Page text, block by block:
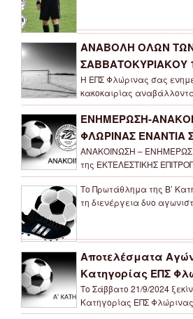
ΑΝΑΒΟΛΗ ΟΛΩΝ
ΣΑΒΒΑΤΟΚΥΡΙΑΚΟΥ
Η ΕΠΣ Φλώρινας σας
κακοκαιρίας
ΕΝΗΜΕΡΩΣΗ-
ΦΛΩΡΙΝΑΣ ΕΝΑΝΤΙΑ
ΑΝΑΚΟΙΝΩΣΗ –
της ΕΚΤΕΛΕΣΤΙΚΗΣ
Το Πρωτάθλημα της Β’
τη διενέργεια δυο
Αποτελέσματα
Κατηγορίας ΕΠΣ
Το Σάββατο 21/9/2024
Κατηγορίας ΕΠΣ